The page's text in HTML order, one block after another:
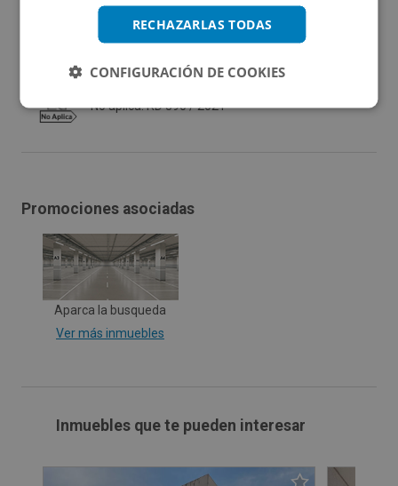
Certificado energético
No aplica. RD 390 / 2021
Promociones asociadas
Aparca la busqueda
Ver más inmuebles
Inmuebles que te pueden interesar
RECHAZARLAS TODAS
CONFIGURACIÓN DE COOKIES